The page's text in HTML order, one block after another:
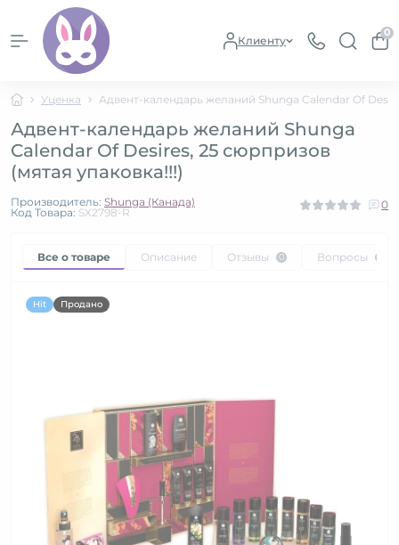
Клиенту
0
Уценка Адвент-календарь желаний Shunga Calendar Of
Адвент-календарь желаний Shunga
Calendar Of Desires, 25 сюрпризов
(мятая упаковка!!!)
Производитель: Shunga (Канада)
Код Товара: SX2798-R
0
Все о товаре Описание Отзывы 0 Вопросы
Hit Продано